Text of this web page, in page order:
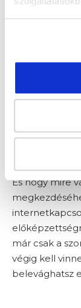
Ki lehet
Sokan
következő
mondania, és
a coach
És hogy mire
már csak a
végig kell
belevághatsz